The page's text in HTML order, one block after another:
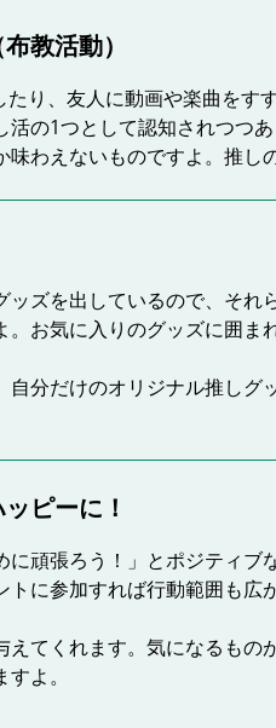
教活動）
り、友人に動画や楽曲をす
活の1つとして認知されつつ
わえないものですよ。推し
ッズを出しているので、それ
お気に入りのグッズに囲ま
自分だけのオリジナル推しグ
ピーに！
頑張ろう！」とポジティブ
トに参加すれば行動範囲も広
てくれます。気になるもの
よ。